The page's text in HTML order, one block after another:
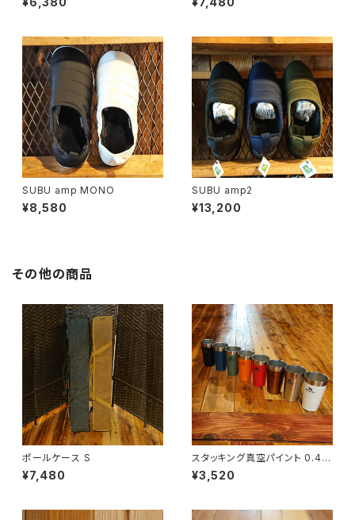
SUBU amp MONO
¥8,580
SUBU amp2
¥13,200
その他の商品
ポールケース S
¥7,480
スタッキング真空パイント 0.47
L
¥3,520